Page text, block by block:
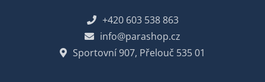
+420 603 538 863
info@parashop.cz
Sportovní 907, Přelouč 535 01